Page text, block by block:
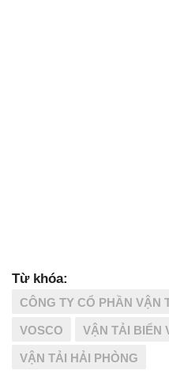
Từ khóa:
CÔNG TY CỔ PHẦN VẬN
VOSCO VẬN TẢI BIỂN
VẬN TẢI HẢI PHÒNG